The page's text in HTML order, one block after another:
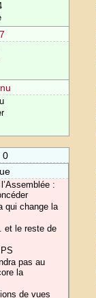
0
:
qui change la
et le reste de
pas au
la
de vues